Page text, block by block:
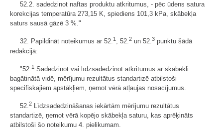
52.2. sadedzinot naftas produktu atkritumus, - pēc ūdens satura
korekcijas temperatūra 273,15 K, spiediens 101,3 kPa, skābekļa
saturs sausā gāzē 3 %."
32. Papildināt noteikumus ar 52.1 , 52.2 un 52.3 punktu šādā
redakcijā:
"52. 1 Sadedzinot vai līdzsadedzinot atkritumus ar skābekli
bagātinātā vidē, mērījumu rezultātus standartizē atbilstoši
specifiskajiem apstākļiem, ņemot vērā atļaujas nosacījumus.
52.2 Līdzsadedzināšanas iekārtām mērījumu rezultātus
standartizē, ņemot vērā kopējo skābekļa saturu, kas aprēķināts
atbilstoši šo noteikumu 4. pielikumam.